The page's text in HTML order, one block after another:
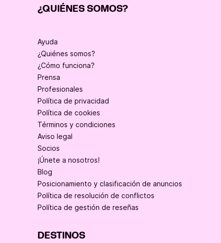
¿QUIÉNES SOMOS?
Ayuda
¿Quiénes somos?
¿Cómo funciona?
Prensa
Profesionales
Política de privacidad
Política de cookies
Términos y condiciones
Aviso legal
Socios
¡Únete a nosotros!
Blog
Posicionamiento y clasificación de anuncios
Política de resolución de conflictos
Política de gestión de reseñas
DESTINOS